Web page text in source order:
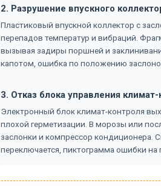
2. Разрушение впускного
Пластиковый впускной коллектор с
перепадов температур и вибраций.
вызывая задиры поршней и
капотом, ошибка по положению
3. Отказ блока управления
Электронный блок климат-контроля
плохой герметизации. В морозы или
заслонки и компрессор кондиционера.
переключается, пиктограмма ошибки на